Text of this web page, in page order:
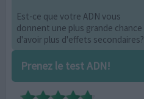
Est-ce que votre ADN vous
donnent une plus grande chance
d'avoir plus d'effets secondaires?
Prenez le test ADN!